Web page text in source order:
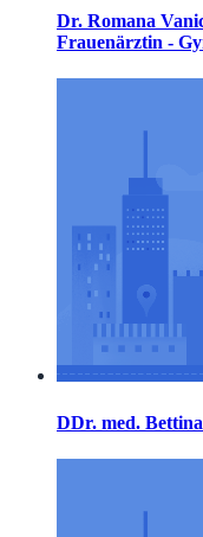
Dr. Romana
Frauenärztin -
DDr. med.